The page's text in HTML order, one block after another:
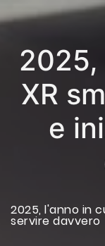
2025,
XR
e
2025, l'anno in
servire davvero